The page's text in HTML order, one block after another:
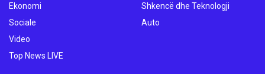
Ekonomi
Sociale
Video
Top News LIVE
Shkencë dhe Teknologji
Auto